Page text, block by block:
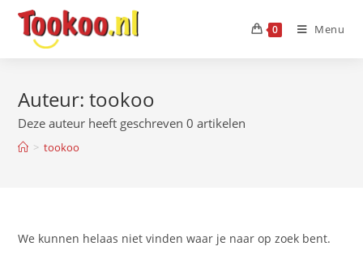
0 Menu
Auteur:tookoo
Deze auteur heeft geschreven 0 artikelen
> tookoo
We kunnen helaas niet vinden waar je naar op zoek bent.